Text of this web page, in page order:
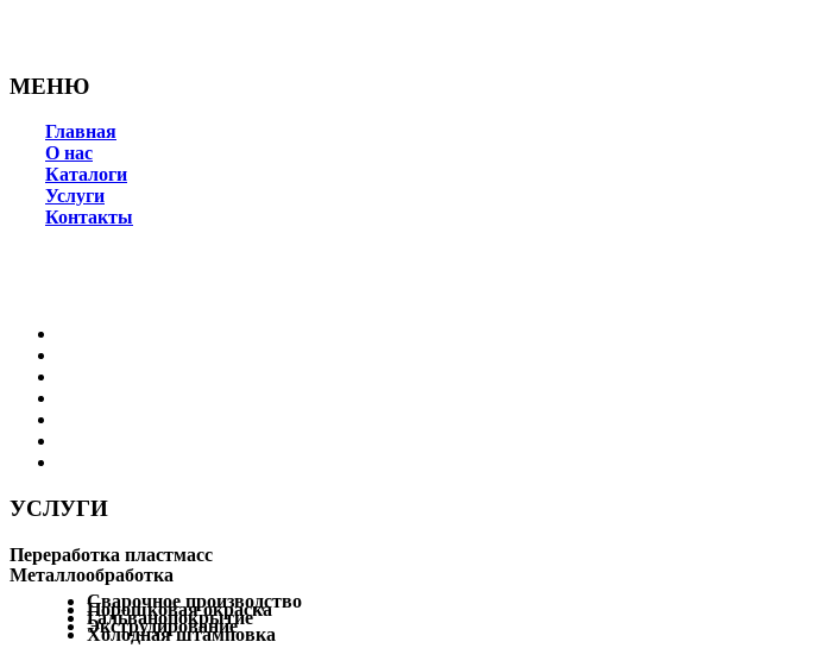
МЕНЮ
Главная
О нас
Каталоги
Услуги
Контакты
УСЛУГИ
Переработка пластмасс
Металлообработка
Сварочное производство
Порошковая окраска
Гальванопокрытие
Экструдирование
Холодная штамповка